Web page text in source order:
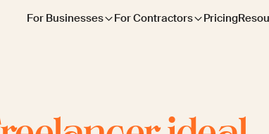
For Businesses For Contractors Pricing